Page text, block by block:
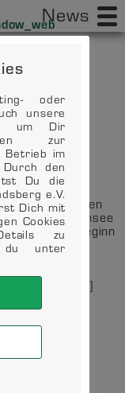
News
2024
Mädchen
HSV Falkensee
uns von Beginn
arbeitete
der
im Angriff
über die […]
oder
unsere
um Dir
zur
Betrieb im
den
Du die
e.V.
Dich mit
Cookies
zu
du unter